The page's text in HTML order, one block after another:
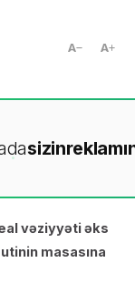
A A
sizin
vəziyyəti əks
masasına